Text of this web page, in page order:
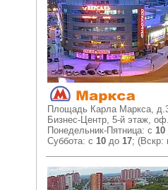
Площадь Карла Маркса,
Бизнес-Центр, 5-й этаж,
Понедельник-Пятница: с 10
Суббота: с 10до 17; (Вскр: